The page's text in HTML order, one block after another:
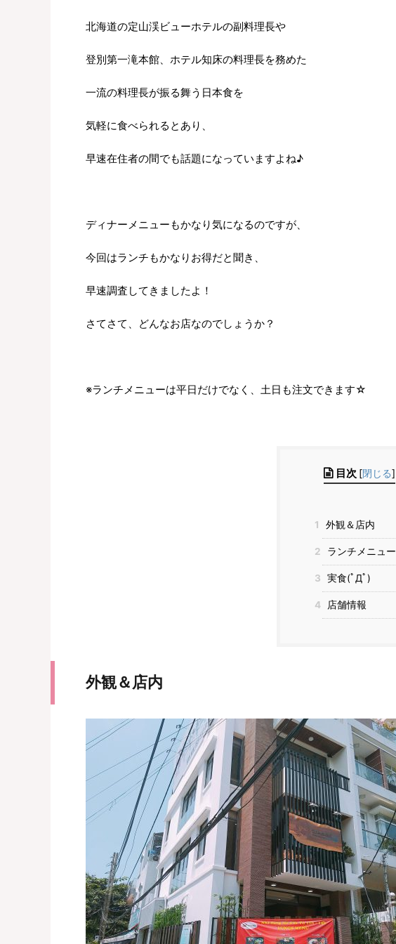
北海道の定山渓ビューホテルの副料理長や
登別第一滝本館、ホテル知床の料理長を務めた
一流の料理長が振る舞う日本食を
気軽に食べられるとあり、
早速在住者の間でも話題になっていますよね♪
ディナーメニューもかなり気になるのですが、
今回はランチもかなりお得だと聞き、
早速調査してきましたよ！
さてさて、どんなお店なのでしょうか？
※ランチメニューは平日だけでなく、土日も注文できます☆
目次 [閉じる]
1 外観＆店内
2 ランチメニュー
3 実食(ﾟДﾟ)
4 店舗情報
外観＆店内